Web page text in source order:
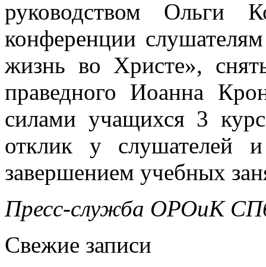
руководством Ольги
конференции
жизнь во Христе»,
праведного Иоанна
силами учащихся 3
отклик у слушателей
завершением учебных
Пресс-служба ОРОиК
Свежие записи